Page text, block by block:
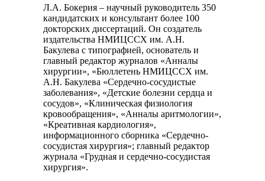
Л.А. Бокерия – научный руководитель 350
кандидатских и консультант более 100
докторских диссертаций. Он создатель
издательства НМИЦССХ им. А.Н.
Бакулева с типографией, основатель и
главный редактор журналов «Анналы
хирургии», «Бюллетень НМИЦССХ им.
А.Н. Бакулева «Сердечно-сосудистые
заболевания», «Детские болезни сердца и
сосудов», «Клиническая физиология
кровообращения», «Анналы аритмологии»,
«Креативная кардиология»,
информационного сборника «Сердечно-
сосудистая хирургия»; главный редактор
журнала «Грудная и сердечно-сосудистая
хирургия».